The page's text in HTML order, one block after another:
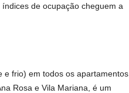
de ocupação cheguem a
frio) em todos os apartamentos,
Rosa e Vila Mariana, é um